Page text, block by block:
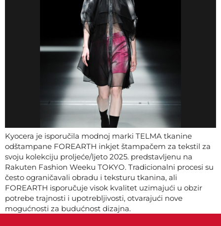
Kyocera je isporučila modnoj marki TELMA tkanine
odštampane FOREARTH inkjet štampačem za tekstil za
svoju kolekciju proljeće/ljeto 2025. predstavljenu na
Rakuten Fashion Weeku TOKYO. Tradicionalni procesi su
često ograničavali obradu i teksturu tkanina, ali
FOREARTH isporučuje visok kvalitet uzimajući u obzir
potrebe trajnosti i upotrebljivosti, otvarajući nove
mogućnosti za budućnost dizajna.